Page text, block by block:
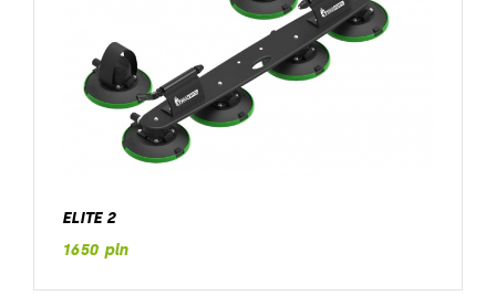
ELITE 2
1650 pln